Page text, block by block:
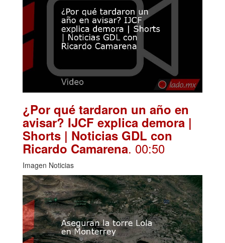
¿Por qué tardaron un año en
avisar? IJCF explica demora |
Shorts | Noticias GDL con
Ricardo Camarena. 00:50
Imagen Noticias